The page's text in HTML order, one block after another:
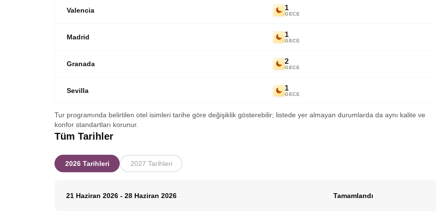
Valencia 1
GECE
Madrid 1
GECE
Granada 2
GECE
Sevilla 1
GECE
Tur programında belirtilen otel isimleri tarihe göre değişiklik gösterebilir; listede yer almayan durumlarda da aynı kalite ve
konfor standartları korunur.
Tüm Tarihler
2026 Tarihleri 2027 Tarihleri
21 Haziran 2026 - 28 Haziran 2026 Tamamlandı